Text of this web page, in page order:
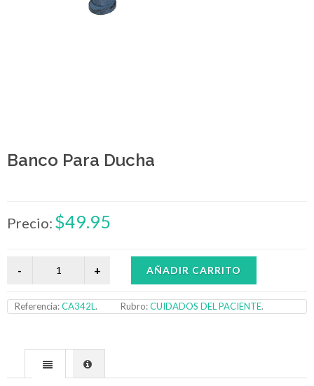
Banco Para Ducha
Precio: $49.95
AÑADIR CARRITO
Referencia:CA342L. Rubro:CUIDADOS DEL PACIENTE.